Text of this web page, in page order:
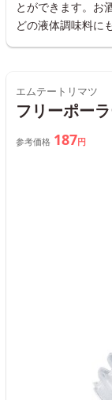
とができます。お
どの液体調味料に
エムテートリマツ
フリーポー
参考価格 187円